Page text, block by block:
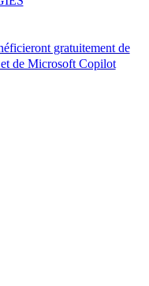
gratuitement de
de Microsoft Copilot